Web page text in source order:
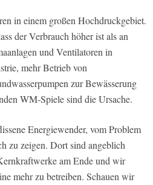
in einem großen Hochdruckgebiet.
der Verbrauch höher ist als an
und Ventilatoren in
mehr Betrieb von
zur Bewässerung
WM-Spiele sind die Ursache.
Energiewender, vom Problem
zu zeigen. Dort sind angeblich
am Ende und wir
mehr zu betreiben. Schauen wir